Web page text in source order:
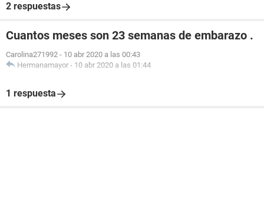
2 respuestas
Cuantos meses son 23 semanas de embarazo .
Carolina271992 - 10 abr 2020 a las 00:43
Hermanamayor - 10 abr 2020 a las 01:44
1 respuesta